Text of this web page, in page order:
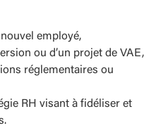
nouvel employé,
ou d’un projet de VAE,
réglementaires ou
RH visant à fidéliser et